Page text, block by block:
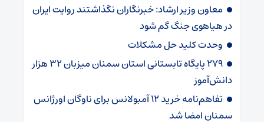
معاون وزیر ارشاد: خبرنگاران نگذاشتند روایت ایران
در هیاهوی جنگ گم شود
وحدت کلید حل مشکلات
۲۷۹ پایگاه تابستانی استان سمنان میزبان ۳۲ هزار
دانش‌آموز
تفاهم‌نامه خرید ۱۲ آمبولانس برای ناوگان اورژانس
سمنان امضا شد